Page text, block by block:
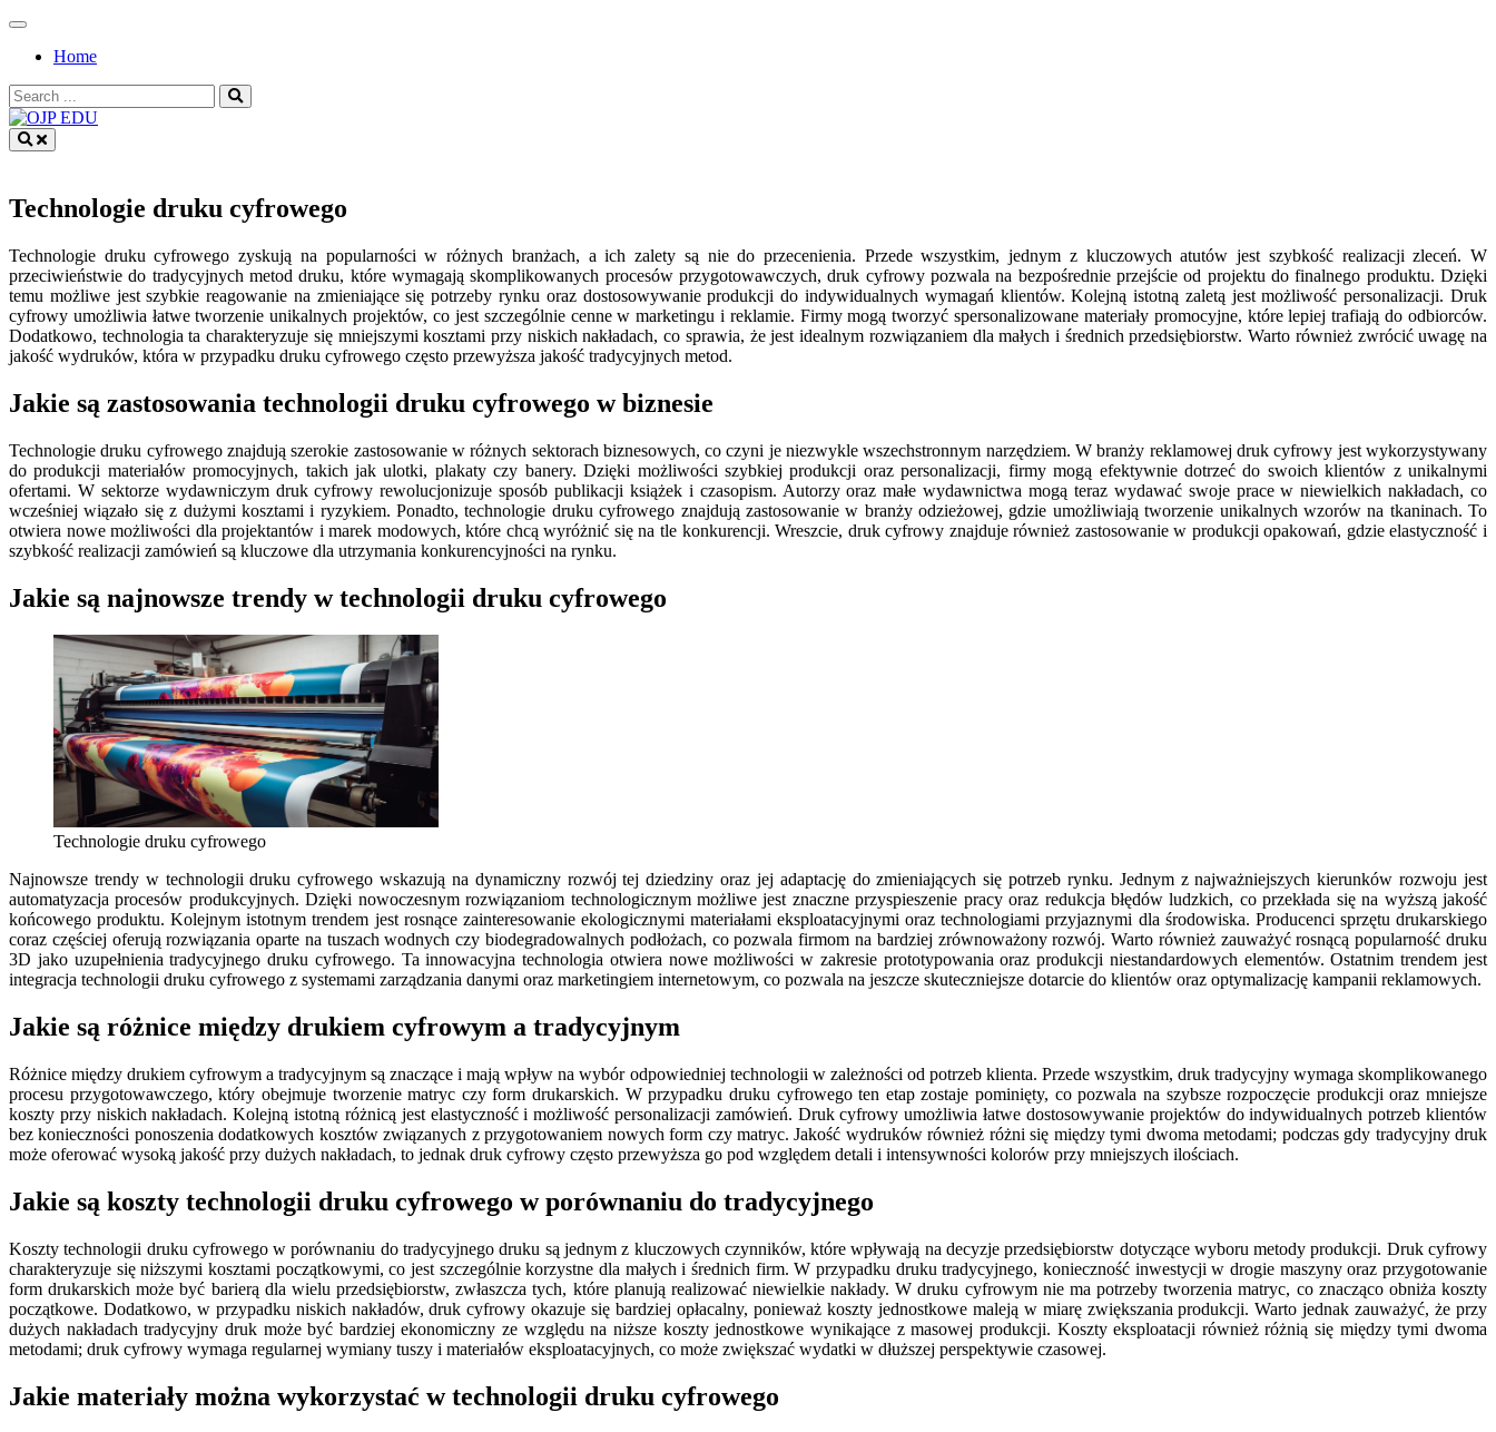
Skip
contentHome
Search
for:
Technologie druku cyfrowego
Technologie druku cyfrowego zyskują na popularności w różnych branżach, a ich zalety są nie do przecenienia. Przede wszystkim, jednym z kluczowych atutów jest szybkość realizacji zleceń. W
przeciwieństwie do tradycyjnych metod druku, które wymagają skomplikowanych procesów przygotowawczych, druk cyfrowy pozwala na bezpośrednie przejście od projektu do finalnego produktu. Dzięki
temu możliwe jest szybkie reagowanie na zmieniające się potrzeby rynku oraz dostosowywanie produkcji do indywidualnych wymagań klientów. Kolejną istotną zaletą jest możliwość personalizacji. Druk
cyfrowy umożliwia łatwe tworzenie unikalnych projektów, co jest szczególnie cenne w marketingu i reklamie. Firmy mogą tworzyć spersonalizowane materiały promocyjne, które lepiej trafiają do odbiorców.
Dodatkowo, technologia ta charakteryzuje się mniejszymi kosztami przy niskich nakładach, co sprawia, że jest idealnym rozwiązaniem dla małych i średnich przedsiębiorstw. Warto również zwrócić uwagę na
jakość wydruków, która w przypadku druku cyfrowego często przewyższa jakość tradycyjnych metod.
Jakie są zastosowania technologii druku cyfrowego w biznesie
Technologie druku cyfrowego znajdują szerokie zastosowanie w różnych sektorach biznesowych, co czyni je niezwykle wszechstronnym narzędziem. W branży reklamowej druk cyfrowy jest wykorzystywany
do produkcji materiałów promocyjnych, takich jak ulotki, plakaty czy banery. Dzięki możliwości szybkiej produkcji oraz personalizacji, firmy mogą efektywnie dotrzeć do swoich klientów z unikalnymi
ofertami. W sektorze wydawniczym druk cyfrowy rewolucjonizuje sposób publikacji książek i czasopism. Autorzy oraz małe wydawnictwa mogą teraz wydawać swoje prace w niewielkich nakładach, co
wcześniej wiązało się z dużymi kosztami i ryzykiem. Ponadto, technologie druku cyfrowego znajdują zastosowanie w branży odzieżowej, gdzie umożliwiają tworzenie unikalnych wzorów na tkaninach. To
otwiera nowe możliwości dla projektantów i marek modowych, które chcą wyróżnić się na tle konkurencji. Wreszcie, druk cyfrowy znajduje również zastosowanie w produkcji opakowań, gdzie elastyczność i
szybkość realizacji zamówień są kluczowe dla utrzymania konkurencyjności na rynku.
Jakie są najnowsze trendy w technologii druku cyfrowego
Technologie druku cyfrowego
Najnowsze trendy w technologii druku cyfrowego wskazują na dynamiczny rozwój tej dziedziny oraz jej adaptację do zmieniających się potrzeb rynku. Jednym z najważniejszych kierunków rozwoju jest
automatyzacja procesów produkcyjnych. Dzięki nowoczesnym rozwiązaniom technologicznym możliwe jest znaczne przyspieszenie pracy oraz redukcja błędów ludzkich, co przekłada się na wyższą jakość
końcowego produktu. Kolejnym istotnym trendem jest rosnące zainteresowanie ekologicznymi materiałami eksploatacyjnymi oraz technologiami przyjaznymi dla środowiska. Producenci sprzętu drukarskiego
coraz częściej oferują rozwiązania oparte na tuszach wodnych czy biodegradowalnych podłożach, co pozwala firmom na bardziej zrównoważony rozwój. Warto również zauważyć rosnącą popularność druku
3D jako uzupełnienia tradycyjnego druku cyfrowego. Ta innowacyjna technologia otwiera nowe możliwości w zakresie prototypowania oraz produkcji niestandardowych elementów. Ostatnim trendem jest
integracja technologii druku cyfrowego z systemami zarządzania danymi oraz marketingiem internetowym, co pozwala na jeszcze skuteczniejsze dotarcie do klientów oraz optymalizację kampanii reklamowych.
Jakie są różnice między drukiem cyfrowym a tradycyjnym
Różnice między drukiem cyfrowym a tradycyjnym są znaczące i mają wpływ na wybór odpowiedniej technologii w zależności od potrzeb klienta. Przede wszystkim, druk tradycyjny wymaga skomplikowanego
procesu przygotowawczego, który obejmuje tworzenie matryc czy form drukarskich. W przypadku druku cyfrowego ten etap zostaje pominięty, co pozwala na szybsze rozpoczęcie produkcji oraz mniejsze
koszty przy niskich nakładach. Kolejną istotną różnicą jest elastyczność i możliwość personalizacji zamówień. Druk cyfrowy umożliwia łatwe dostosowywanie projektów do indywidualnych potrzeb klientów
bez konieczności ponoszenia dodatkowych kosztów związanych z przygotowaniem nowych form czy matryc. Jakość wydruków również różni się między tymi dwoma metodami; podczas gdy tradycyjny druk
może oferować wysoką jakość przy dużych nakładach, to jednak druk cyfrowy często przewyższa go pod względem detali i intensywności kolorów przy mniejszych ilościach.
Jakie są koszty technologii druku cyfrowego w porównaniu do tradycyjnego
Koszty technologii druku cyfrowego w porównaniu do tradycyjnego druku są jednym z kluczowych czynników, które wpływają na decyzje przedsiębiorstw dotyczące wyboru metody produkcji. Druk cyfrowy
charakteryzuje się niższymi kosztami początkowymi, co jest szczególnie korzystne dla małych i średnich firm. W przypadku druku tradycyjnego, konieczność inwestycji w drogie maszyny oraz przygotowanie
form drukarskich może być barierą dla wielu przedsiębiorstw, zwłaszcza tych, które planują realizować niewielkie nakłady. W druku cyfrowym nie ma potrzeby tworzenia matryc, co znacząco obniża koszty
początkowe. Dodatkowo, w przypadku niskich nakładów, druk cyfrowy okazuje się bardziej opłacalny, ponieważ koszty jednostkowe maleją w miarę zwiększania produkcji. Warto jednak zauważyć, że przy
dużych nakładach tradycyjny druk może być bardziej ekonomiczny ze względu na niższe koszty jednostkowe wynikające z masowej produkcji. Koszty eksploatacji również różnią się między tymi dwoma
metodami; druk cyfrowy wymaga regularnej wymiany tuszy i materiałów eksploatacyjnych, co może zwiększać wydatki w dłuższej perspektywie czasowej.
Jakie materiały można wykorzystać w technologii druku cyfrowego